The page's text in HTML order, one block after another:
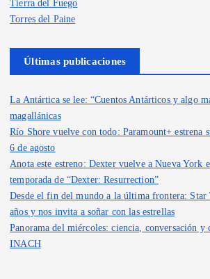
Tierra del Fuego
Torres del Paine
Últimas publicaciones
La Antártica se lee: “Cuentos Antárticos y algo
magallánicas
Río Shore vuelve con todo: Paramount+ estrena
6 de agosto
Anota este estreno: Dexter vuelve a Nueva York
temporada de “Dexter: Resurrection”
Desde el fin del mundo a la última frontera: Star
años y nos invita a soñar con las estrellas
Panorama del miércoles: ciencia, conversación y
INACH